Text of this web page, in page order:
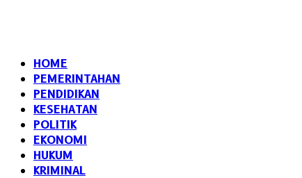
HOME
PEMERINTAHAN
PENDIDIKAN
KESEHATAN
POLITIK
EKONOMI
HUKUM
KRIMINAL